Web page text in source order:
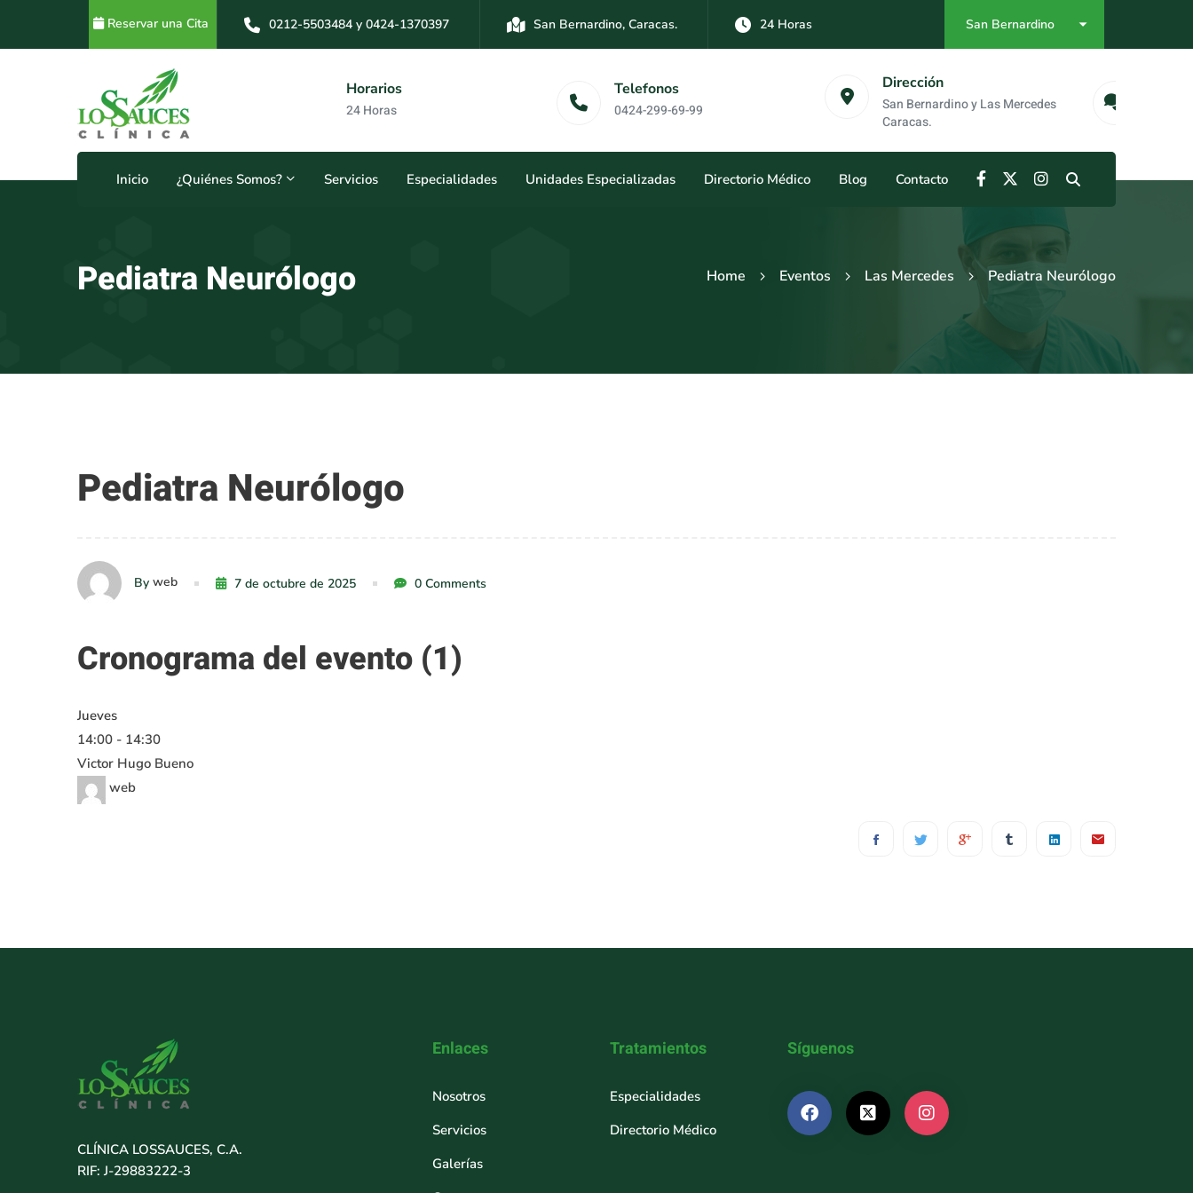
Reservar una Cita 0212-5503484 y 0424-1370397 San Bernardino, Caracas. 24 Horas San Bernardino
24 Horas
San Bernardino y Las Mercedes
0412-984-55-68
Inicio ¿Quiénes Somos? Servicios Especialidades Unidades Especializadas Directorio Médico Blog Contacto
Pediatra Neurólogo Home Eventos Las Mercedes Pediatra Neurólogo
Pediatra
Neurólogo
Pediatra Neurólogo
By web 7 de octubre de 2025 0 Comments
Cronograma del evento (1)
Jueves
14:00 - 14:30
Victor Hugo Bueno
web
CLÍNICA LOSSAUCES, C.A.
RIF: J-29883222-3
Enlaces
Nosotros
Servicios
Galerías
Tratamientos
Especialidades
Directorio Médico
Síguenos